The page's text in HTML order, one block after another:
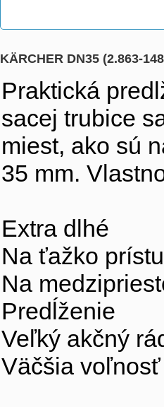
KÄRCHER DN35 (2.863-
Praktická
sacej trubice
miest, ako sú
35 mm.
Extra dlhé
Na ťažko
Na
Predĺženie
Veľký akčný
Väčšia